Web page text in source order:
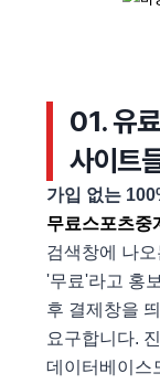
01. 유
사이트
가입 없는
무료스포츠중
검색창에 나
'무료'라고 홍
후 결제창을
요구합니다.
데이터베이스